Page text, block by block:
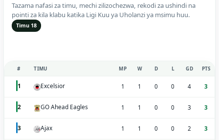
Tazama nafasi za timu, mechi zilizochezwa, rekodi za ushindi na
pointi za kila klabu katika Ligi Kuu ya Uholanzi ya msimu huu.
Timu 18
# TIMU MP W D L GD PTS
1 Excelsior 1 1 0 0 4 3
2 GO Ahead Eagles 1 1 0 0 3 3
3 Ajax 1 1 0 0 2 3